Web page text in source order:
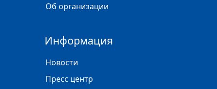
Об организации
Информация
Новости
Пресс центр